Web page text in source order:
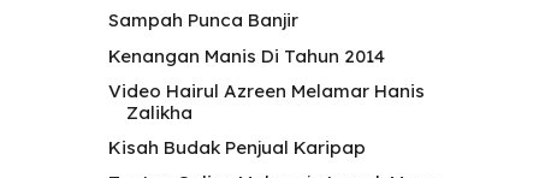
Sampah Punca Banjir
Kenangan Manis Di Tahun 2014
Video Hairul Azreen Melamar Hanis
Zalikha
Kisah Budak Penjual Karipap